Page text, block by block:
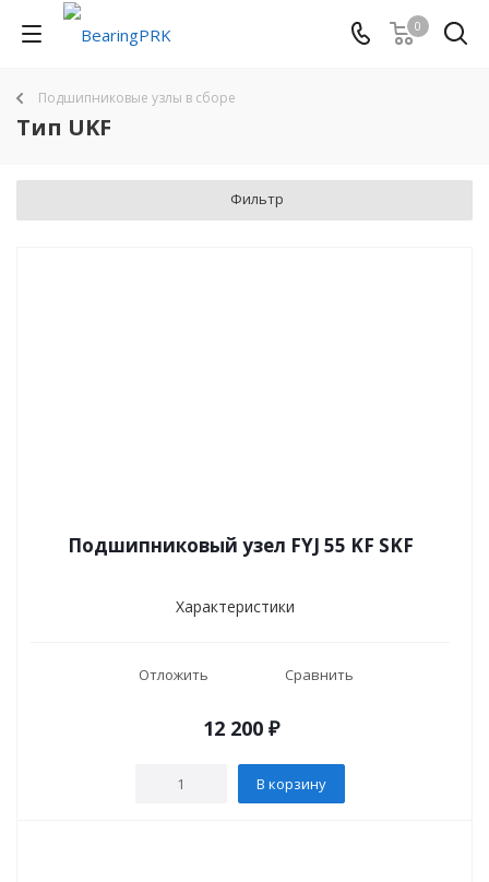
0
Подшипниковые узлы в сборе
Тип UKF
Фильтр
Подшипниковый узел FYJ 55 KF SKF
Характеристики
Отложить Сравнить
12 200₽
В корзину